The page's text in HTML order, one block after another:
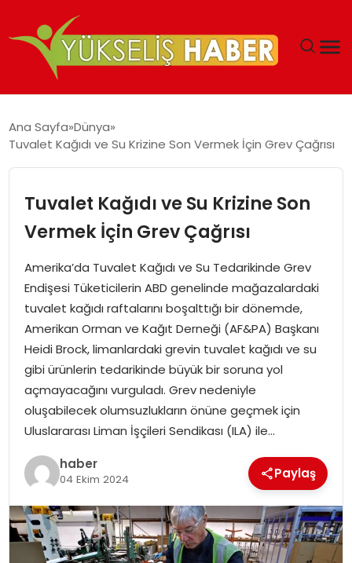
MALIYETLERINI AZALTIYOR’
Ana Sayfa Dünya
Tuvalet Kağıdı ve Su Krizine Son Vermek İçin Grev Çağrısı
Tuvalet Kağıdı ve Su Krizine Son
Vermek İçin Grev Çağrısı
Amerika’da Tuvalet Kağıdı ve Su Tedarikinde Grev
Endişesi Tüketicilerin ABD genelinde mağazalardaki
tuvalet kağıdı raftalarını boşalttığı bir dönemde,
Amerikan Orman ve Kağıt Derneği (AF&PA) Başkanı
Heidi Brock, limanlardaki grevin tuvalet kağıdı ve su
gibi ürünlerin tedarikinde büyük bir soruna yol
açmayacağını vurguladı. Grev nedeniyle
oluşabilecek olumsuzlukların önüne geçmek için
Uluslararası Liman İşçileri Sendikası (ILA) ile…
haber
04 Ekim 2024 Paylaş